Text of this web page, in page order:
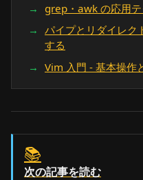
grep・awk の応用
パイプとリダイレク
する
Vim 入門 - 基本操作
📚
次の記事を読む